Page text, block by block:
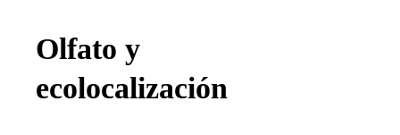
Olfato y
ecolocalización